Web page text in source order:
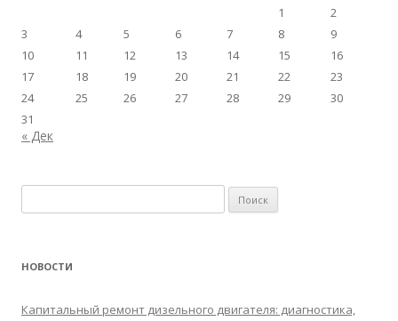
1
2
3
4 5 6 7 8
9
10
11 12 13 14 15
16
17
18 19 20 21 22
23
24
25 26 27 28 29
30
31
« Дек
НОВОСТИ
Капитальный ремонт дизельного двигателя: диагностика,